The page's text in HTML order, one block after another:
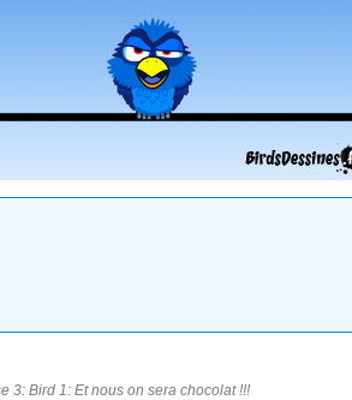
3: Bird 1: Et nous on sera chocolat !!!